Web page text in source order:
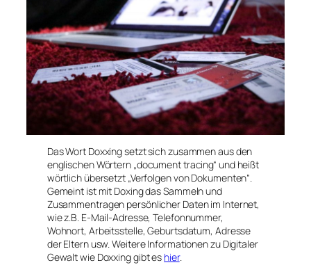
Das Wort Doxxing setzt sich zusammen aus den
englischen Wörtern „document tracing“ und heißt
wörtlich übersetzt „Verfolgen von Dokumenten“.
Gemeint ist mit Doxing das Sammeln und
Zusammentragen persönlicher Daten im Internet,
wie z.B. E-Mail-Adresse, Telefonnummer,
Wohnort, Arbeitsstelle, Geburtsdatum, Adresse
der Eltern usw. Weitere Informationen zu Digitaler
Gewalt wie Doxxing gibt es hier.